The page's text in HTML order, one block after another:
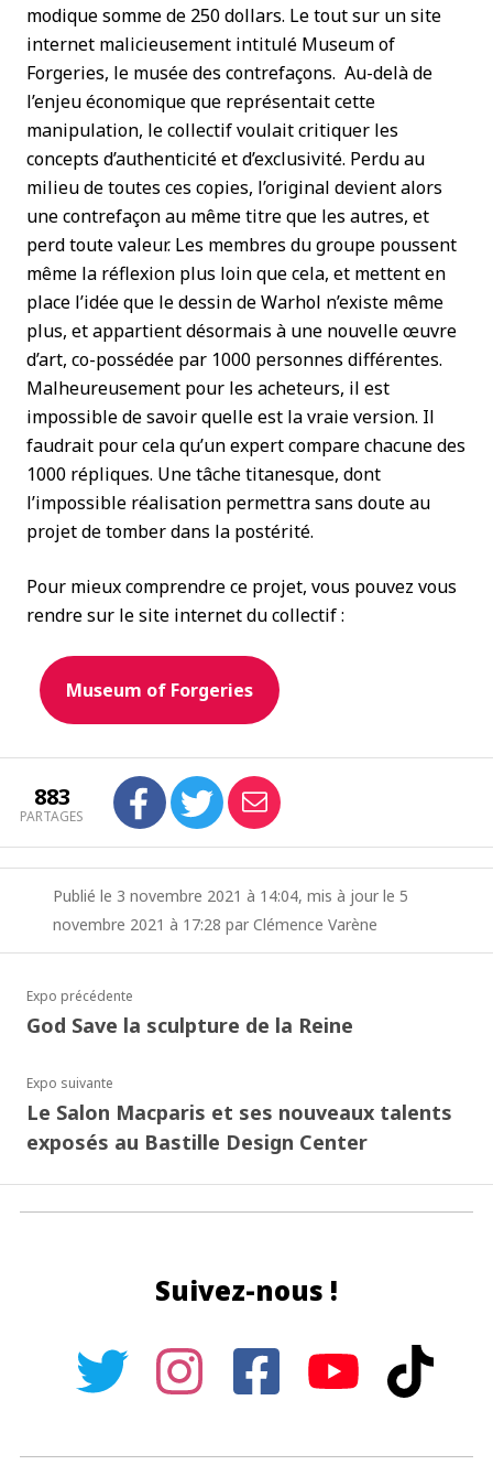
modique somme de 250 dollars. Le tout sur un site
internet malicieusement intitulé Museum of
Forgeries, le musée des contrefaçons. Au-delà de
l’enjeu économique que représentait cette
manipulation, le collectif voulait critiquer les
concepts d’authenticité et d’exclusivité. Perdu au
milieu de toutes ces copies, l’original devient alors
une contrefaçon au même titre que les autres, et
perd toute valeur. Les membres du groupe poussent
même la réflexion plus loin que cela, et mettent en
place l’idée que le dessin de Warhol n’existe même
plus, et appartient désormais à une nouvelle œuvre
d’art, co-possédée par 1000 personnes différentes.
Malheureusement pour les acheteurs, il est
impossible de savoir quelle est la vraie version. Il
faudrait pour cela qu’un expert compare chacune des
1000 répliques. Une tâche titanesque, dont
l’impossible réalisation permettra sans doute au
projet de tomber dans la postérité.
Pour mieux comprendre ce projet, vous pouvez vous
rendre sur le site internet du collectif :
Museum of Forgeries
883
PARTAGES
Publié le 3 novembre 2021 à 14:04, mis à jour le 5
novembre 2021 à 17:28 par Clémence Varène
Expo précédente
God Save la sculpture de la Reine
Expo suivante
Le Salon Macparis et ses nouveaux talents
exposés au Bastille Design Center
Suivez-nous !